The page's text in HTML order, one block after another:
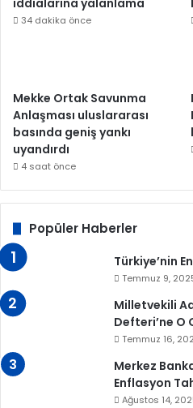
iddialarına yalanlama
34 dakika önce
Mekke Ortak Savunma
Anlaşması uluslararası
basında geniş yankı
uyandırdı
4 saat önce
Popüler Haberler
Türkiye’nin
Temmuz 9,
Milletvekili
Defteri’ne O
Temmuz 16,
Merkez
Enflasyon
Ağustos 14,